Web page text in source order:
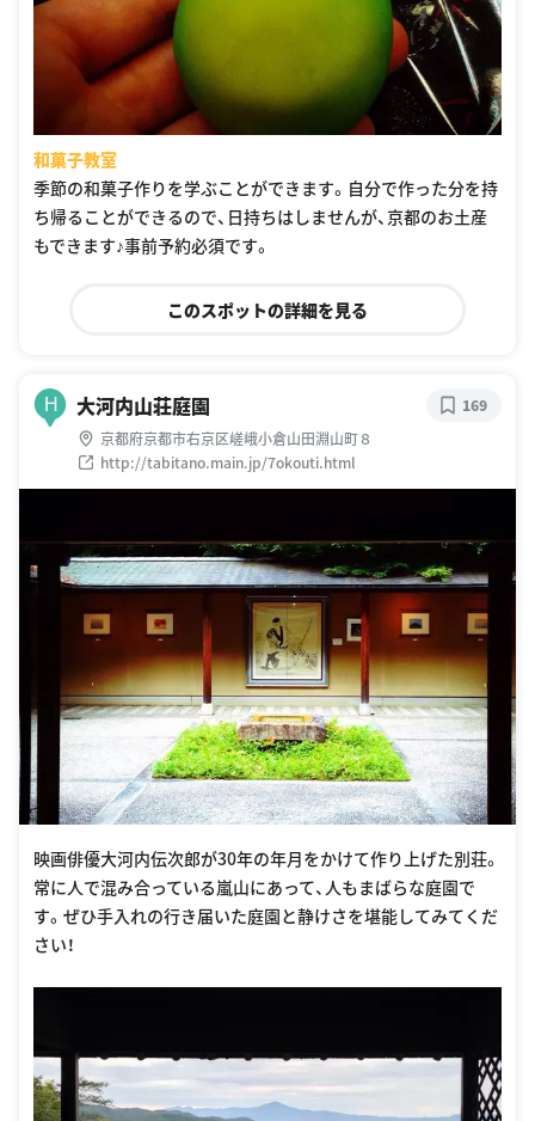
和菓子教室
季節の和菓子作りを学ぶことができます。自分で作った分を持
ち帰ることができるので、日持ちはしませんが、京都のお土産
もできます♪事前予約必須です。
このスポットの詳細を見る
H 大河内山荘庭園
京都府京都市右京区嵯峨小倉山田淵山町８
http://tabitano.main.jp/7okouti.html
169
映画俳優大河内伝次郎が30年の年月をかけて作り上げた別荘。
常に人で混み合っている嵐山にあって、人もまばらな庭園で
す。ぜひ手入れの行き届いた庭園と静けさを堪能してみてくだ
さい！